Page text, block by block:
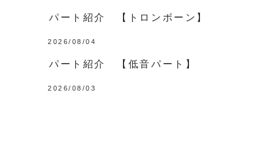
パート紹介 【トロンボーン】
2026/08/04
パート紹介 【低音パート】
2026/08/03